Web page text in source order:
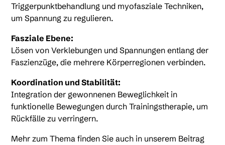
Triggerpunktbehandlung und myofasziale Techniken,
um Spannung zu regulieren.
Fasziale Ebene:
Lösen von Verklebungen und Spannungen entlang der
Faszienzüge, die mehrere Körperregionen verbinden.
Koordination und Stabilität:
Integration der gewonnenen Beweglichkeit in
funktionelle Bewegungen durch Trainingstherapie, um
Rückfälle zu verringern.
Mehr zum Thema finden Sie auch in unserem Beitrag